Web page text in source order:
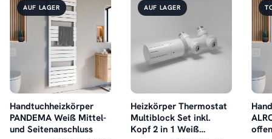
AUF LAGER
Handtuchheizkörper
PANDEMA Weiß Mittel-
und Seitenanschluss
AUF LAGER
Heizkörper Thermostat
Multiblock Set inkl.
Kopf 2 in 1 Weiß